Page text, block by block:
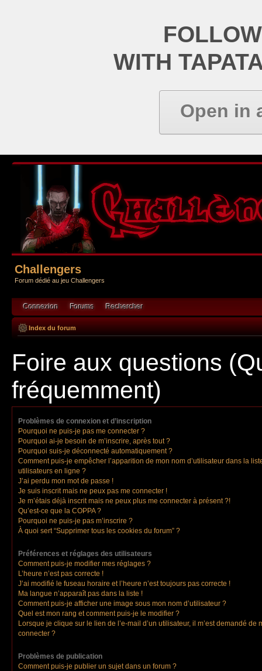
WITH
Open in
Challengers
Forum dédié au jeu Challengers
Connexion Forums
FAQ
Rechercher
Voir les sujets récents
réponses
Recherche avancée
Recherche avancée
Index du forum
Foire aux questions
fréquemment)
Problèmes de connexion et d’inscription
Pourquoi ne puis-je pas me connecter ?
Pourquoi ai-je besoin de m’inscrire, après tout ?
Pourquoi suis-je déconnecté automatiquement ?
Comment puis-je empêcher l’apparition de mon nom d’utilisateur dans la
utilisateurs en ligne ?
J’ai perdu mon mot de passe !
Je suis inscrit mais ne peux pas me connecter !
Je m’étais déjà inscrit mais ne peux plus me connecter à présent ?!
Qu’est-ce que la COPPA ?
Pourquoi ne puis-je pas m’inscrire ?
À quoi sert “Supprimer tous les cookies du forum” ?
Préférences et réglages des utilisateurs
Comment puis-je modifier mes réglages ?
L’heure n’est pas correcte !
J’ai modifié le fuseau horaire et l’heure n’est toujours pas correcte !
Ma langue n’apparaît pas dans la liste !
Comment puis-je afficher une image sous mon nom d’utilisateur ?
Quel est mon rang et comment puis-je le modifier ?
Lorsque je clique sur le lien de l’e-mail d’un utilisateur, il m’est demandé de
connecter ?
Problèmes de publication
Comment puis-je publier un sujet dans un forum ?